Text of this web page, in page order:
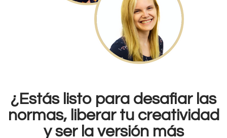
¿Estás listo para desafiar las
normas, liberar tu creatividad
y ser la versión más